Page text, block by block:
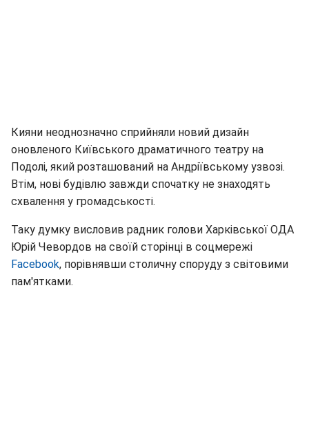
Кияни неоднозначно сприйняли новий дизайн
оновленого Київського драматичного театру на
Подолі, який розташований на Андріївському узвозі.
Втім, нові будівлю завжди спочатку не знаходять
схвалення у громадськості.
Таку думку висловив радник голови Харківської ОДА
Юрій Чевордов на своїй сторінці в соцмережі
Facebook, порівнявши столичну споруду з світовими
пам'ятками.